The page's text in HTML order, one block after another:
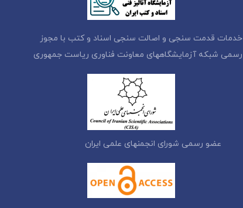
خدمات قدمت سنجی و اصالت سنجی اسناد و کتب با مجوز
رسمی شبکه آزمایشگاههای معاونت فناوری ریاست جمهوری
عضو رسمی شورای انجمنهای علمی ایران